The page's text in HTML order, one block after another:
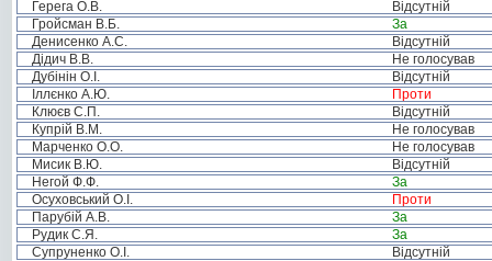
Герега О.В.
Відсутній
Гройсман В.Б.
За
Денисенко А.С.
Відсутній
Дідич В.В.
Не голосував
Дубінін О.І.
Відсутній
Іллєнко А.Ю.
Проти
Клюєв С.П.
Відсутній
Купрій В.М.
Не голосував
Марченко О.О.
Не голосував
Мисик В.Ю.
Відсутній
Негой Ф.Ф.
За
Осуховський О.І.
Проти
Парубій А.В.
За
Рудик С.Я.
За
Супруненко О.І.
Відсутній